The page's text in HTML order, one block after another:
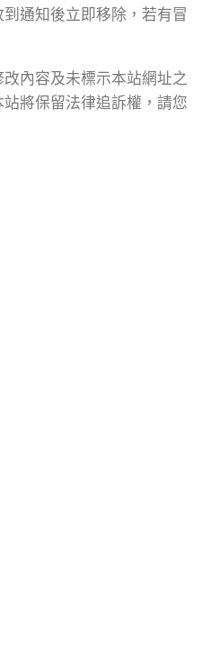
通知後立即移除，若有冒
內容及未標示本站網址之
將保留法律追訴權，請您